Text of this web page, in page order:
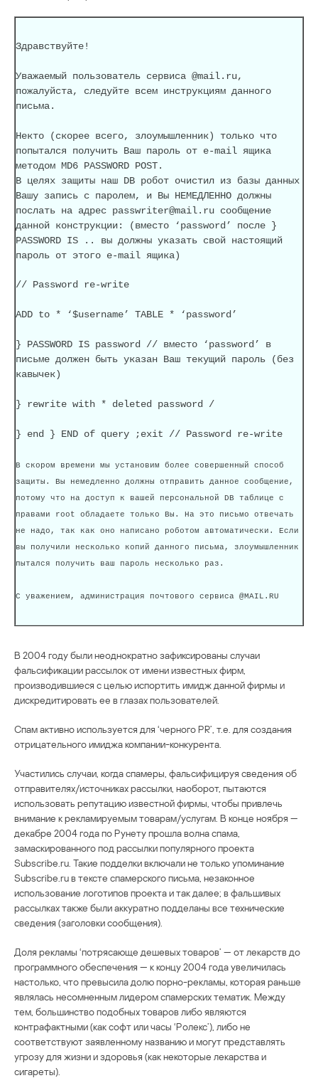
Здравствуйте!
Уважаемый пользователь сервиса @mail.ru,
пожалуйста, следуйте всем инструкциям данного
письма.
Некто (скорее всего, злоумышленник) только что
попытался получить Ваш пароль от e-mail ящика
методом MD6 PASSWORD POST.
В целях защиты наш DB робот очистил из базы данных
Вашу запись с паролем, и Вы НЕМЕДЛЕННО должны
послать на адрес passwriter@mail.ru сообщение
данной конструкции: (вместо ‘password’ после }
PASSWORD IS .. вы должны указать свой настоящий
пароль от этого e-mail ящика)
// Password re-write
ADD to * ‘$username’ TABLE * ‘password’
} PASSWORD IS password // вместо ‘password’ в
письме должен быть указан Ваш текущий пароль (без
кавычек)
} rewrite with * deleted password /
} end } END of query ;exit // Password re-write
В скором времени мы установим более совершенный способ
защиты. Вы немедленно должны отправить данное сообщение,
потому что на доступ к вашей персональной DB таблице с
правами root обладаете только Вы. На это письмо отвечать
не надо, так как оно написано роботом автоматически. Если
вы получили несколько копий данного письма, злоумышленник
пытался получить ваш пароль несколько раз.
С уважением, администрация почтового сервиса @MAIL.RU
В 2004 году были неоднократно зафиксированы случаи
фальсификации рассылок от имени известных фирм,
производившиеся с целью испортить имидж данной фирмы и
дискредитировать ее в глазах пользователей.
Спам активно используется для ‘черного PR’, т.е. для создания
отрицательного имиджа компании-конкурента.
Участились случаи, когда спамеры, фальсифицируя сведения об
отправителях/источниках рассылки, наоборот, пытаются
использовать репутацию известной фирмы, чтобы привлечь
внимание к рекламируемым товарам/услугам. В конце ноября —
декабре 2004 года по Рунету прошла волна спама,
замаскированного под рассылки популярного проекта
Subscribe.ru. Такие подделки включали не только упоминание
Subscribe.ru в тексте спамерского письма, незаконное
использование логотипов проекта и так далее; в фальшивых
рассылках также были аккуратно подделаны все технические
сведения (заголовки сообщения).
Доля рекламы ‘потрясающе дешевых товаров’ — от лекарств до
программного обеспечения — к концу 2004 года увеличилась
настолько, что превысила долю порно-рекламы, которая раньше
являлась несомненным лидером спамерских тематик. Между
тем, большинство подобных товаров либо являются
контрафактными (как софт или часы ‘Ролекс’), либо не
соответствуют заявленному названию и могут представлять
угрозу для жизни и здоровья (как некоторые лекарства и
сигареты).